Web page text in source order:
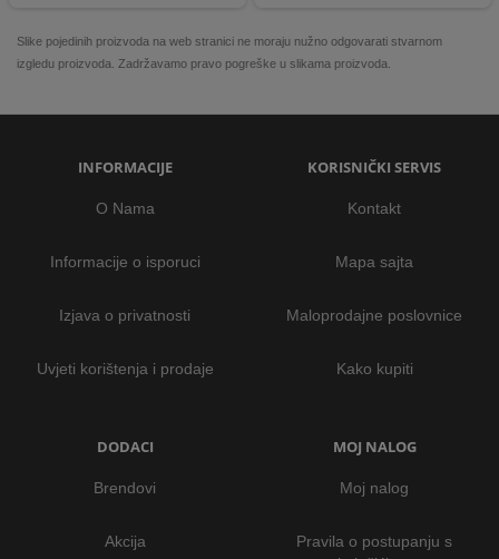
Slike pojedinih proizvoda na web stranici ne moraju nužno odgovarati stvarnom
izgledu proizvoda. Zadržavamo pravo pogreške u slikama proizvoda.
INFORMACIJE
O Nama
Informacije o isporuci
Izjava o privatnosti
Uvjeti korištenja i prodaje
KORISNIČKI SERVIS
Kontakt
Mapa sajta
Maloprodajne poslovnice
Kako kupiti
DODACI
Brendovi
Akcija
MOJ NALOG
Moj nalog
Pravila o postupanju s